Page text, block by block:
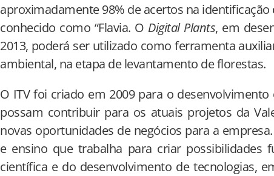
aproximadamente 98% de acertos na identificação
conhecido como “Flavia. O Digital Plants, em
2013, poderá ser utilizado como ferramenta
ambiental, na etapa de levantamento de florestas.
O ITV foi criado em 2009 para o
possam contribuir para os atuais projetos da
novas oportunidades de negócios para a
e ensino que trabalha para criar possibilidades
científica e do desenvolvimento de tecnologias,